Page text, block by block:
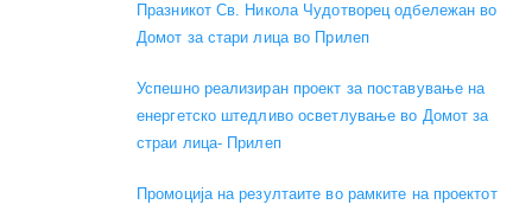
Празникот Св. Никола Чудотворец одбележан во
Домот за стари лица во Прилеп
Успешно реализиран проект за поставување на
енергетско штедливо осветлување во Домот за
страи лица- Прилеп
Промоција на резултаите во рамките на проектот